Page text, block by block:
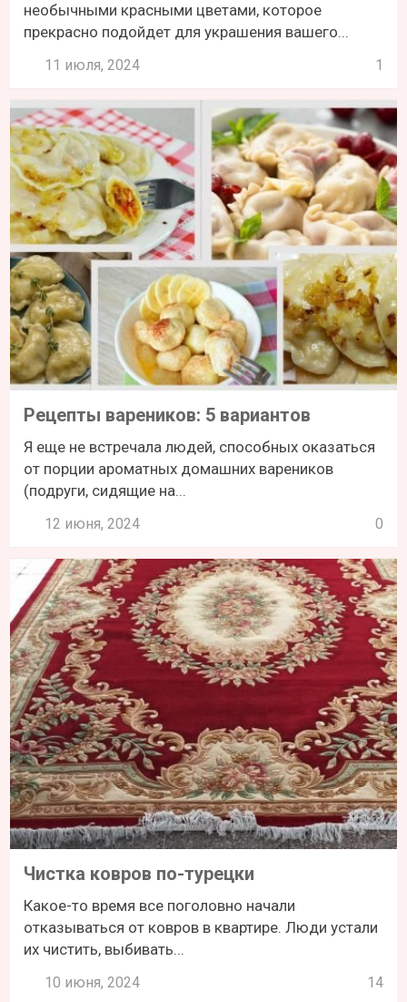
необычными красными цветами, которое
прекрасно подойдет для украшения вашего...
11 июля, 2024 1
Рецепты вареников: 5 вариантов
Я еще не встречала людей, способных оказаться
от порции ароматных домашних вареников
(подруги, сидящие на...
12 июня, 2024 0
Чистка ковров по-турецки
Какое-то время все поголовно начали
отказываться от ковров в квартире. Люди устали
их чистить, выбивать...
10 июня, 2024 14